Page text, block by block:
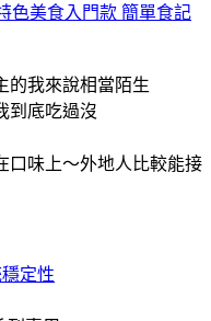
色美食入門款 簡單食記
的我來說相當陌生
到底吃過沒
口味上～外地人比較能接
定性